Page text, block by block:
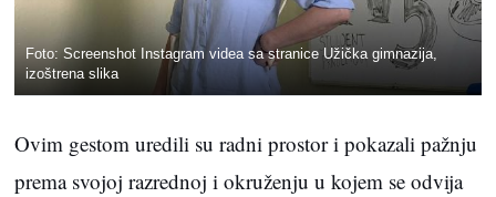
Foto: Screenshot Instagram videa sa stranice Užička gimnazija,
izoštrena slika
Ovim gestom uredili su radni prostor i pokazali pažnju
prema svojoj razrednoj i okruženju u kojem se odvija